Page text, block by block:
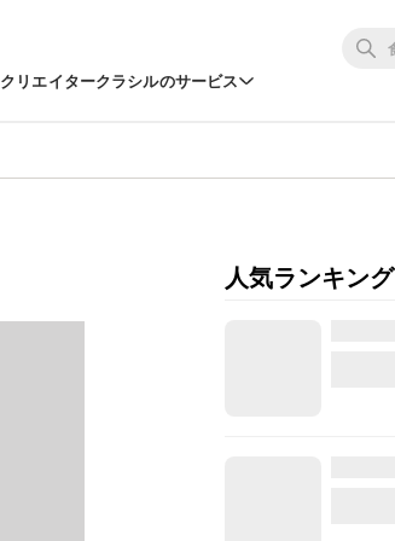
クリエイタークラシルのサービス
人気ランキング